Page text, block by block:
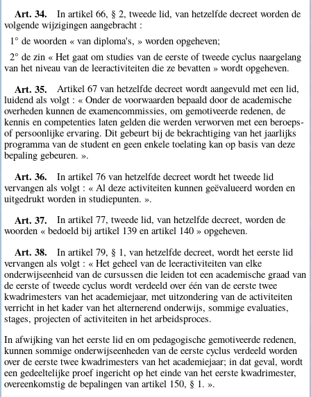
Art. 34.
In artikel 66, § 2, tweede lid, van hetzelfde decreet worden de
volgende wijzigingen aangebracht :
1° de woorden « van diploma's, » worden opgeheven;
2° de zin « Het gaat om studies van de eerste of tweede cyclus naargelang
van het niveau van de leeractiviteiten die ze bevatten » wordt opgeheven.
Art. 35.
Artikel 67 van hetzelfde decreet wordt aangevuld met een lid,
luidend als volgt : « Onder de voorwaarden bepaald door de academische
overheden kunnen de examencommissies, om gemotiveerde redenen, de
kennis en competenties laten gelden die werden verworven met een beroeps-
of persoonlijke ervaring. Dit gebeurt bij de bekrachtiging van het jaarlijks
programma van de student en geen enkele toelating kan op basis van deze
bepaling gebeuren. ».
Art. 36.
In artikel 76 van hetzelfde decreet wordt het tweede lid
vervangen als volgt : « Al deze activiteiten kunnen geëvalueerd worden en
uitgedrukt worden in studiepunten. ».
Art. 37.
In artikel 77, tweede lid, van hetzelfde decreet, worden de
woorden « bedoeld bij artikel 139 en artikel 140 » opgeheven.
Art. 38.
In artikel 79, § 1, van hetzelfde decreet, wordt het eerste lid
vervangen als volgt : « Het geheel van de leeractiviteiten van elke
onderwijseenheid van de cursussen die leiden tot een academische graad van
de eerste of tweede cyclus wordt verdeeld over één van de eerste twee
kwadrimesters van het academiejaar, met uitzondering van de activiteiten
verricht in het kader van het alternerend onderwijs, sommige evaluaties,
stages, projecten of activiteiten in het arbeidsproces.
In afwijking van het eerste lid en om pedagogische gemotiveerde redenen,
kunnen sommige onderwijseenheden van de eerste cyclus verdeeld worden
over de eerste twee kwadrimesters van het academiejaar; in dat geval, wordt
een gedeeltelijke proef ingericht op het einde van het eerste kwadrimester,
overeenkomstig de bepalingen van artikel 150, § 1. ».